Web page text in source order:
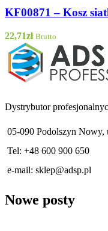
KF00871 – Kosz
22,71zł Brutto
Dystrybutor
05-090 Podolszyn Nowy,
Tel: +48 600 900 650
e-mail: sklep@adsp.pl
Nowe posty